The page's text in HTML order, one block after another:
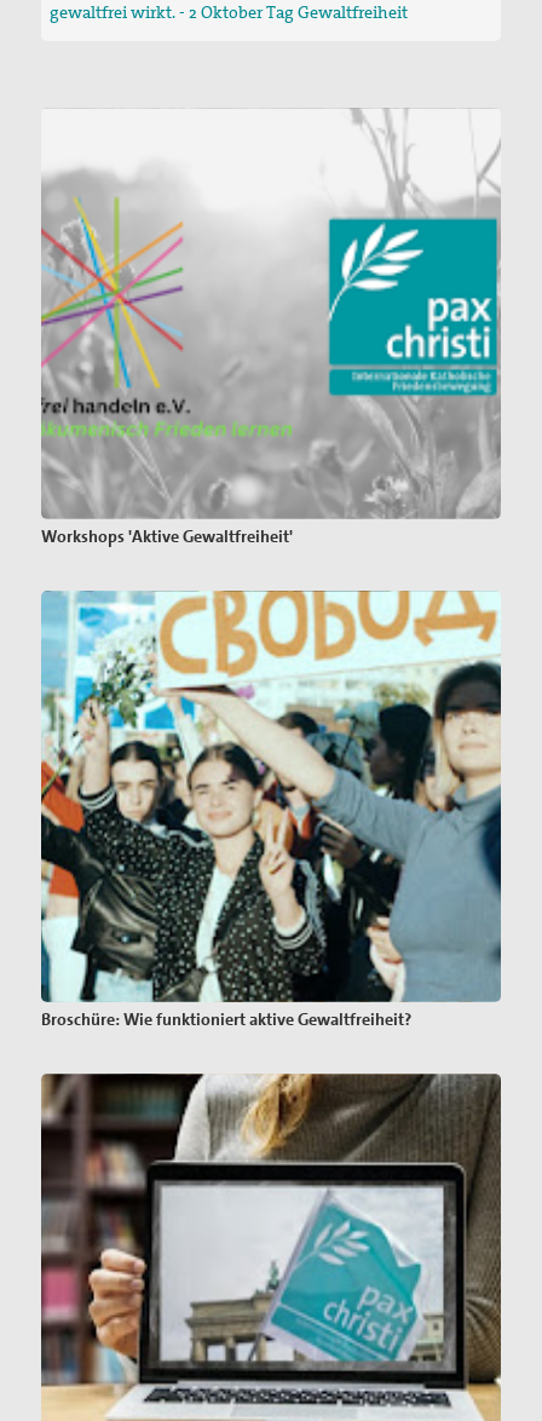
gewaltfrei wirkt. - 2 Oktober Tag Gewaltfreiheit
Workshops 'Aktive Gewaltfreiheit'
Broschüre: Wie funktioniert aktive Gewaltfreiheit?